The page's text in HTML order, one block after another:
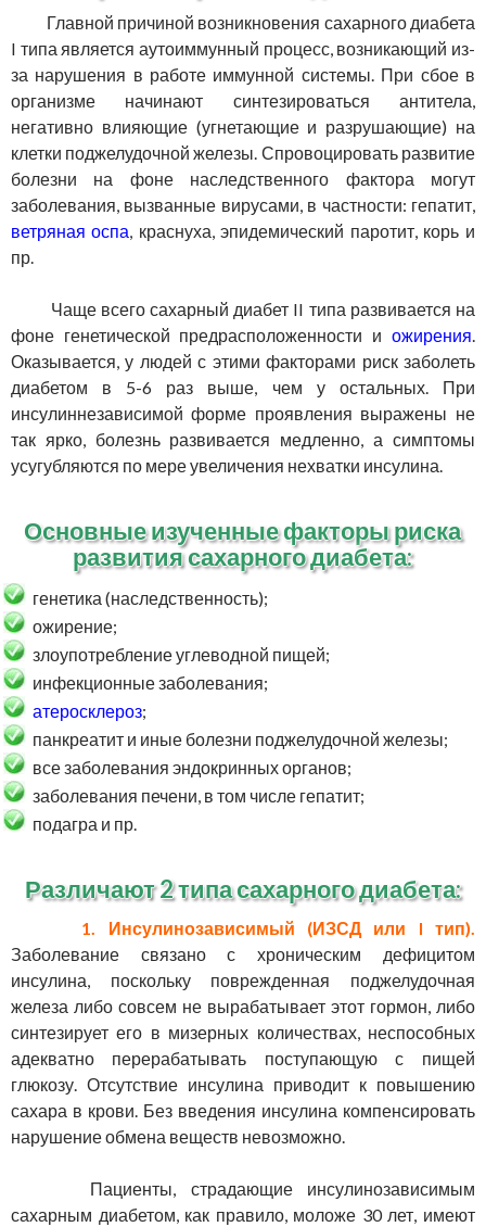
Главной причиной возникновения сахарного диабета
I типа является аутоиммунный процесс, возникающий из-
за нарушения в работе иммунной системы. При сбое в
организме начинают синтезироваться антитела,
негативно влияющие (угнетающие и разрушающие) на
клетки поджелудочной железы. Спровоцировать развитие
болезни на фоне наследственного фактора могут
заболевания, вызванные вирусами, в частности: гепатит,
ветряная оспа, краснуха, эпидемический паротит, корь и
пр.
Чаще всего сахарный диабет II типа развивается на
фоне генетической предрасположенности и ожирения.
Оказывается, у людей с этими факторами риск заболеть
диабетом в 5-6 раз выше, чем у остальных. При
инсулиннезависимой форме проявления выражены не
так ярко, болезнь развивается медленно, а симптомы
усугубляются по мере увеличения нехватки инсулина.
Основные изученные факторы риска
развития сахарного диабета:
генетика (наследственность);
ожирение;
злоупотребление углеводной пищей;
инфекционные заболевания;
атеросклероз;
панкреатит и иные болезни поджелудочной железы;
все заболевания эндокринных органов;
заболевания печени, в том числе гепатит;
подагра и пр.
Различают 2 типа сахарного диабета:
1. Инсулинозависимый (ИЗСД или I тип).
Заболевание связано с хроническим дефицитом
инсулина, поскольку поврежденная поджелудочная
железа либо совсем не вырабатывает этот гормон, либо
синтезирует его в мизерных количествах, неспособных
адекватно перерабатывать поступающую с пищей
глюкозу. Отсутствие инсулина приводит к повышению
сахара в крови. Без введения инсулина компенсировать
нарушение обмена веществ невозможно.
Пациенты, страдающие инсулинозависимым
сахарным диабетом, как правило, моложе 30 лет, имеют